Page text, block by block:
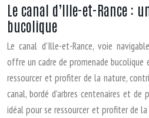
Le canal d’Ille-et-Rance :
bucolique
Le canal d’Ille-et-Rance, voie
offre un cadre de promenade bucolique
ressourcer et profiter de la nature,
canal, bordé d’arbres centenaires et
idéal pour se ressourcer et profiter de